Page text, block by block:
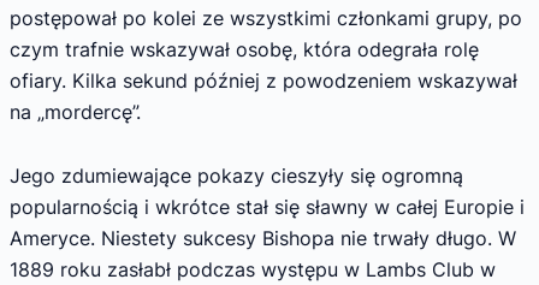
postępował po kolei ze wszystkimi członkami grupy, po
czym trafnie wskazywał osobę, która odegrała rolę
ofiary. Kilka sekund później z powodzeniem wskazywał
na „mordercę”.
Jego zdumiewające pokazy cieszyły się ogromną
popularnością i wkrótce stał się sławny w całej Europie i
Ameryce. Niestety sukcesy Bishopa nie trwały długo. W
1889 roku zasłabł podczas występu w Lambs Club w